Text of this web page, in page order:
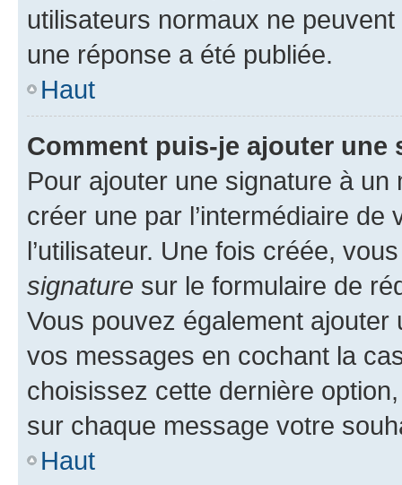
utilisateurs normaux ne
une réponse a été publiée.
Haut
Comment puis-je ajouter une
Pour ajouter une signature à un
créer une par l’intermédiaire
l’utilisateur. Une fois créée,
signature sur le formulaire de
Vous pouvez également
vos messages en cochant la
choisissez cette dernière
sur chaque message votre
Haut